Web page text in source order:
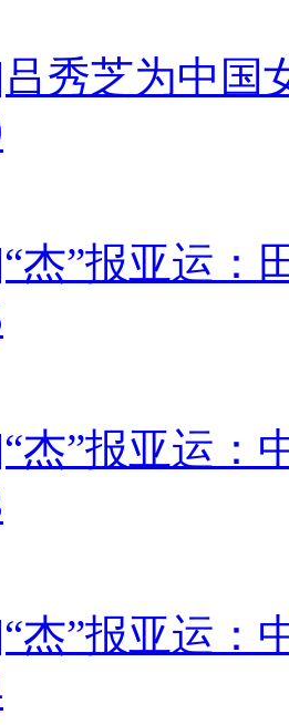
秀芝为中国
杰”报亚运：
杰”报亚运：
杰”报亚运：